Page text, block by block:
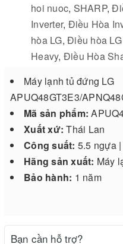
hoi nuoc, SHARP,
Inverter, Điều Hòa
hòa LG, Điều hòa
Heavy, Điều Hòa
Máy lạnh tủ đứng LG
APUQ48GT3E3/
Mã sản phẩm:
Xuất xứ: Thái Lan
Công suất: 5.5 ngựa
Hãng sản xuất: Máy
Bảo hành: 1 năm
Bạn cần hỗ trợ?